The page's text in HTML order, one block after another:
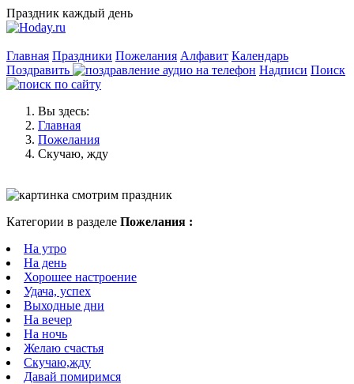
Праздник каждый день
Главная Праздники Пожелания Алфавит Календарь
Поздравить
Надписи Поиск
Вы здесь:
Главная
Пожелания
Скучаю, жду
Категории в разделе Пожелания :
На утро
На день
Хорошее настроение
Удача, успех
Выходные дни
На вечер
На ночь
Желаю счастья
Скучаю,жду
Давай помиримся